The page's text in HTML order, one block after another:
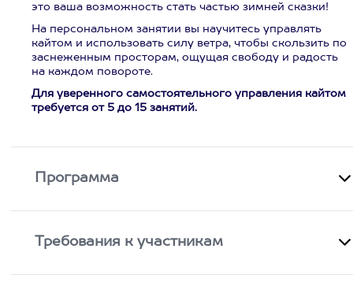
это ваша возможность стать частью зимней сказки!
На персональном занятии вы научитесь управлять
кайтом и использовать силу ветра, чтобы скользить по
заснеженным просторам, ощущая свободу и радость
на каждом повороте.
Для уверенного самостоятельного управления кайтом
требуется от 5 до 15 занятий.
Программа
Требования к участникам